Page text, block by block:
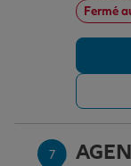
Fermé
7